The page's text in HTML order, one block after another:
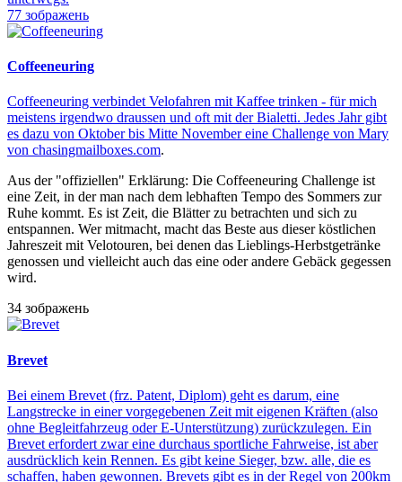
77 зображень
Coffeeneuring
Coffeeneuring verbindet Velofahren mit Kaffee trinken - für mich
meistens irgendwo draussen und oft mit der Bialetti. Jedes Jahr gibt
es dazu von Oktober bis Mitte November eine Challenge von Mary
von chasingmailboxes.com.
Aus der "offiziellen" Erklärung: Die Coffeeneuring Challenge ist
eine Zeit, in der man nach dem lebhaften Tempo des Sommers zur
Ruhe kommt. Es ist Zeit, die Blätter zu betrachten und sich zu
entspannen. Wer mitmacht, macht das Beste aus dieser köstlichen
Jahreszeit mit Velotouren, bei denen das Lieblings-Herbstgetränke
genossen und vielleicht auch das eine oder andere Gebäck gegessen
wird.
34 зображень
Brevet
Bei einem Brevet (frz. Patent, Diplom) geht es darum, eine
Langstrecke in einer vorgegebenen Zeit mit eigenen Kräften (also
ohne Begleitfahrzeug oder E-Unterstützung) zurückzulegen. Ein
Brevet erfordert zwar eine durchaus sportliche Fahrweise, ist aber
ausdrücklich kein Rennen. Es gibt keine Sieger, bzw. alle, die es
schaffen, haben gewonnen. Brevets gibt es in der Regel von 200km